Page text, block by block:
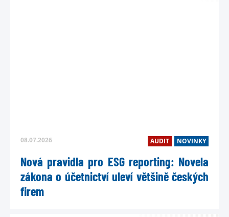
08.07.2026 AUDIT NOVINKY
Nová pravidla pro ESG reporting: Novela
zákona o účetnictví uleví většině českých
firem